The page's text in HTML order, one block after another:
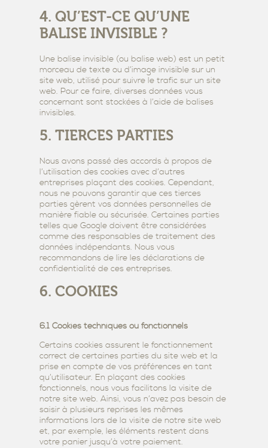
4. QU’EST-CE QU’UNE
BALISE INVISIBLE ?
Une balise invisible (ou balise web) est un petit
morceau de texte ou d’image invisible sur un
site web, utilisé pour suivre le trafic sur un site
web. Pour ce faire, diverses données vous
concernant sont stockées à l’aide de balises
invisibles.
5. TIERCES PARTIES
Nous avons passé des accords à propos de
l’utilisation des cookies avec d’autres
entreprises plaçant des cookies. Cependant,
nous ne pouvons garantir que ces tierces
parties gèrent vos données personnelles de
manière fiable ou sécurisée. Certaines parties
telles que Google doivent être considérées
comme des responsables de traitement des
données indépendants. Nous vous
recommandons de lire les déclarations de
confidentialité de ces entreprises.
6. COOKIES
6.1 Cookies techniques ou fonctionnels
Certains cookies assurent le fonctionnement
correct de certaines parties du site web et la
prise en compte de vos préférences en tant
qu’utilisateur. En plaçant des cookies
fonctionnels, nous vous facilitons la visite de
notre site web. Ainsi, vous n’avez pas besoin de
saisir à plusieurs reprises les mêmes
informations lors de la visite de notre site web
et, par exemple, les éléments restent dans
votre panier jusqu’à votre paiement.